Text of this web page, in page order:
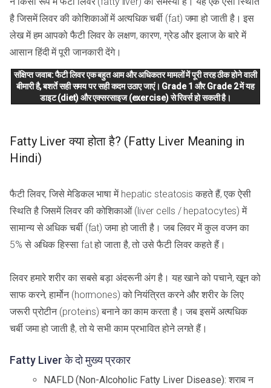
है जिसमें लिवर की कोशिकाओं में अत्यधिक चर्बी (fat) जमा हो जाती है। इस
लेख में हम आपको फैटी लिवर के लक्षण, कारण, ग्रेड और इलाज के बारे में
आसान हिंदी में पूरी जानकारी देंगे।
संक्षिप्त जवाब: फैटी लिवर एक बहुत आम और अधिकतर मामलों में पूरी तरह ठीक होने वाली
बीमारी है, बशर्ते सही समय पर सही कदम उठाए जाएं। Grade 1 और Grade 2 में यह
डाइट (diet) और एक्सरसाइज (exercise) से रिवर्स हो सकती है।
Fatty Liver क्या होता है? (Fatty Liver Meaning in
Hindi)
फैटी लिवर, जिसे मेडिकल भाषा में hepatic steatosis कहते हैं, एक ऐसी
स्थिति है जिसमें लिवर की कोशिकाओं (liver cells / hepatocytes) में
सामान्य से अधिक चर्बी (fat) जमा हो जाती है। जब लिवर में कुल वजन का
5% से अधिक हिस्सा fat हो जाता है, तो उसे फैटी लिवर कहते हैं।
लिवर हमारे शरीर का सबसे बड़ा अंदरूनी अंग है। यह खाने को पचाने, खून को
साफ करने, हार्मोन (hormones) को नियंत्रित करने और शरीर के लिए
जरूरी प्रोटीन (proteins) बनाने का काम करता है। जब इसमें अत्यधिक
चर्बी जमा हो जाती है, तो ये सभी काम प्रभावित होने लगते हैं।
Fatty Liver के दो मुख्य प्रकार
NAFLD (Non-Alcoholic Fatty Liver Disease): शराब न